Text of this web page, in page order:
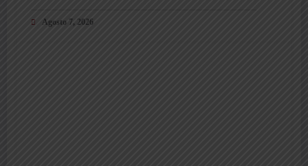
Agosto 7, 2026